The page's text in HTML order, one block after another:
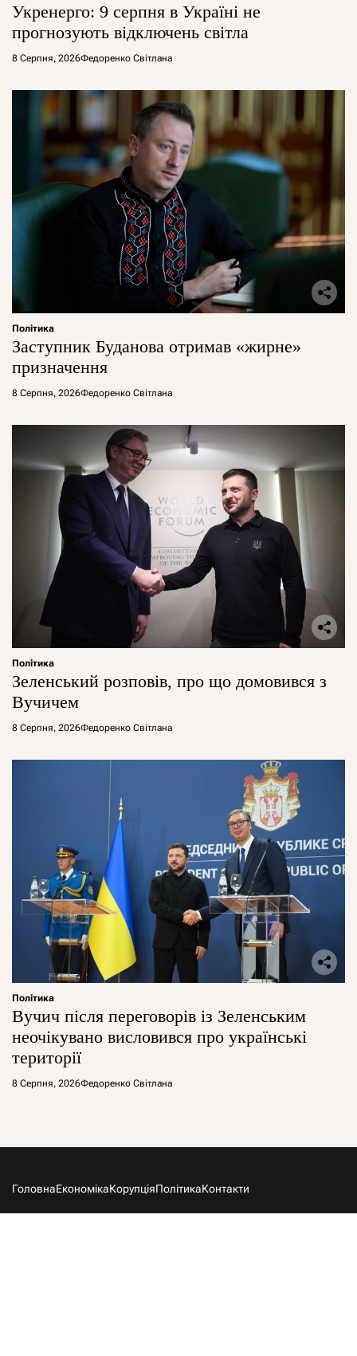
Укренерго: 9 серпня в Україні не
прогнозують відключень світла
8 Серпня, 2026Федоренко Світлана
Політика
Заступник Буданова отримав «жирне»
призначення
8 Серпня, 2026Федоренко Світлана
Політика
Зеленський розповів, про що домовився з
Вучичем
8 Серпня, 2026Федоренко Світлана
Політика
Вучич після переговорів із Зеленським
неочікувано висловився про українські
території
8 Серпня, 2026Федоренко Світлана
ГоловнаЕкономікаКорупціяПолітикаКонтакти